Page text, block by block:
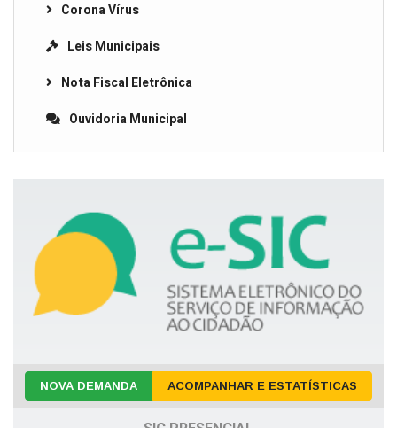
Corona Vírus
Leis Municipais
Nota Fiscal Eletrônica
Ouvidoria Municipal
NOVA DEMANDA ACOMPANHAR E ESTATÍSTICAS